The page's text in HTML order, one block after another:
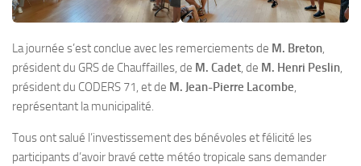
La journée s’est conclue avec les remerciements de M. Breton,
président du GRS de Chauffailles, de M. Cadet, de M. Henri Peslin,
président du CODERS 71, et de M. Jean-Pierre Lacombe,
représentant la municipalité.
Tous ont salué l’investissement des bénévoles et félicité les
participants d’avoir bravé cette météo tropicale sans demander